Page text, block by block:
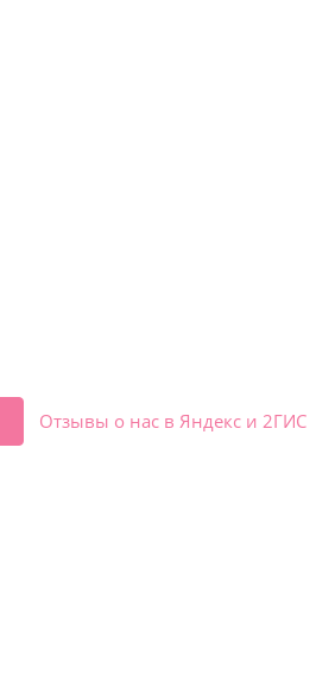
Отзывы о нас в Яндекс и 2ГИС